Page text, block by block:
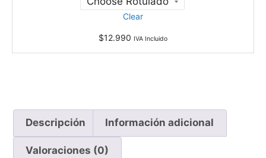
w
F
u
t
r
Clear
$12.990 IVA Incluido
Descripción Información adicional
Valoraciones (0)